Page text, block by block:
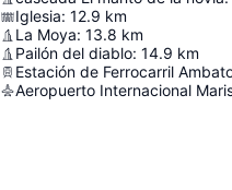
Iglesia: 12.9 km
La Moya: 13.8 km
Pailón del diablo: 14.9 km
Estación de Ferrocarril